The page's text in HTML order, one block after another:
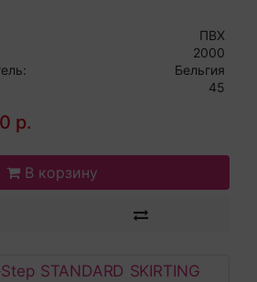
ПВХ
2000
Бельгия
45
р.
В корзину